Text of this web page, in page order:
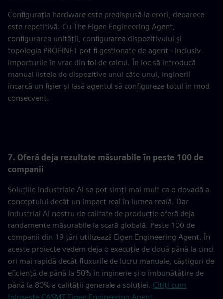
Configurația hardware este predispusă la erori, deoarece
este repetitivă. Cu The Eigen Engineering Agent,
configurarea unității, configurarea dispozitivului și
topologia PROFINET pot fi gestionate de agent - inclusiv
importurile în vrac din foi de calcul. În loc să introducă
manual listele de dispozitive unul câte unul, inginerii
încarcă un fișier și lasă agentul să configureze totul în mod
consecvent.
7. Oferă deja rezultate măsurabile în peste 100 de
companii
Soluțiile Industriale AI se pot simți mai mult ca o dovadă a
conceptului decât un impact real în lumea reală. Dar
Industrial AI nostru de calitate de producție oferă deja
randamente măsurabile la scară globală. Peste 100 de
companii din 19 țări utilizează Eigen Engineering Agent. În
aceste proiecte vedem deja o execuție de două până la cinci
ori mai rapidă decât fluxurile de lucru manuale, câștiguri de
eficiență de până la 50% în inginerie și o îmbunătățire de
până la 80% a calității generale a soluției. Citiți cum
folosește CASMT Eigen Engineering Agent.